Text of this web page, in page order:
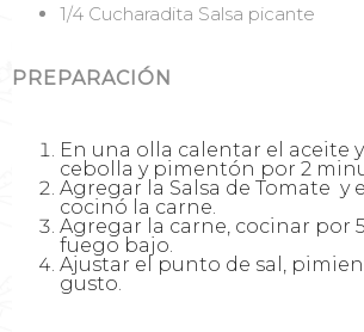
1/4 Cucharadita Salsa picante
PREPARACIÓN
En una olla calentar el aceite
cebolla y pimentón por 2
Agregar la Salsa de Tomate y
cocinó la carne.
Agregar la carne, cocinar por
fuego bajo.
Ajustar el punto de sal,
gusto.